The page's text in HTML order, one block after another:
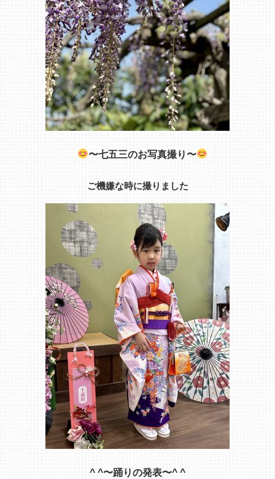
〜七五三のお写真撮り〜
ご機嫌な時に撮りました
^ ^〜踊りの発表〜^ ^